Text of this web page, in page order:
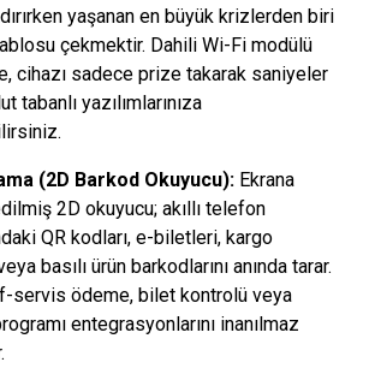
yaşanan en büyük krizlerden biri
çekmektir. Dahili Wi-Fi modülü
cihazı sadece prize takarak saniyeler
tabanlı yazılımlarınıza
(2D Barkod Okuyucu): Ekrana
2D okuyucu; akıllı telefon
QR kodları, e-biletleri, kargo
basılı ürün barkodlarını anında tarar.
servis ödeme, bilet kontrolü veya
entegrasyonlarını inanılmaz